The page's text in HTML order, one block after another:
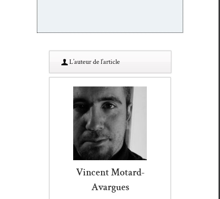
L’au­teur de l’article
Vincent Motard-
Avargues